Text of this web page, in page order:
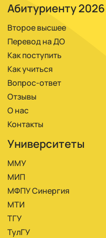
Абитуриенту 2026
Второе высшее
Перевод на ДО
Как поступить
Как учиться
Вопрос-ответ
Отзывы
О нас
Контакты
Университеты
ММУ
МИП
МФПУ Синергия
МТИ
ТГУ
ТулГУ